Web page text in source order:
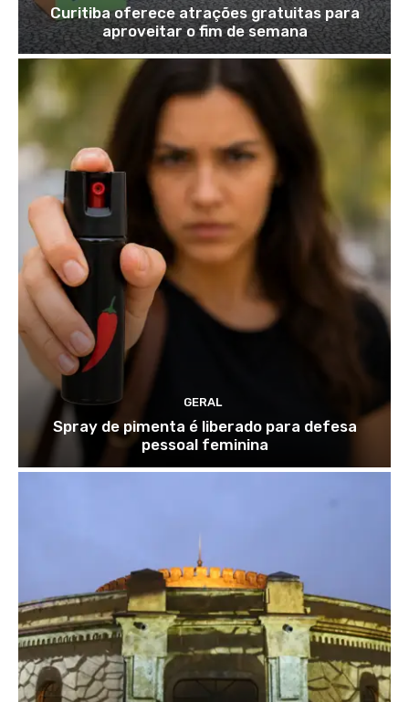
Curitiba oferece atrações gratuitas para
aproveitar o fim de semana
GERAL
Spray de pimenta é liberado para defesa
pessoal feminina